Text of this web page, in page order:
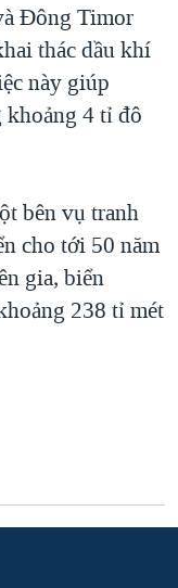
CUỘC'
NAM
HẢI SÂM
THÔN MỸ
Đông Timor
thác dầu khí
này giúp
4 tỉ đô
bên vụ tranh
cho tới 50 năm
gia, biển
238 tỉ mét